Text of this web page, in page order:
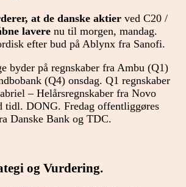
at de danske aktier ved C20 /
lavere nu til morgen, mandag.
efter bud på Ablynx fra Sanofi.
byder på regnskaber fra Ambu (Q1)
(Q4) onsdag. Q1 regnskaber
– Helårsregnskaber fra Novo
tidl. DONG. Fredag offentliggøres
Danske Bank og TDC.
og Vurdering.